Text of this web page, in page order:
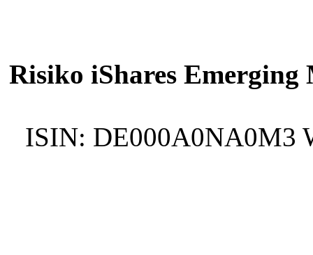
Risiko iShares Emerging
ISIN: DE000A0NA0M3